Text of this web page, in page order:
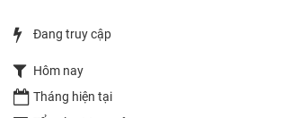
Đang truy cập
Hôm nay
Tháng hiện tại